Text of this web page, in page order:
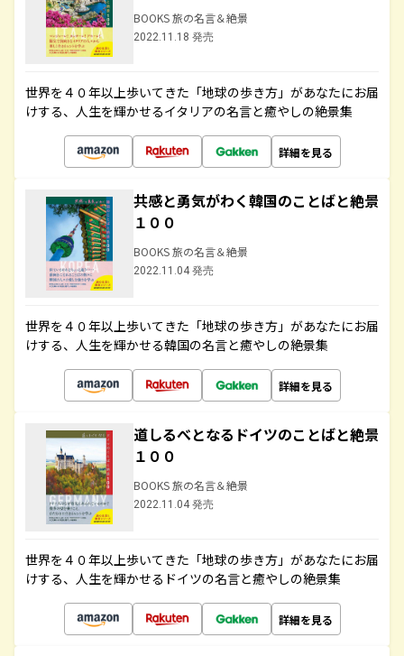
BOOKS 旅の名言＆絶景
2022.11.18 発売
世界を４０年以上歩いてきた「地球の歩き方」があなたにお届
けする、人生を輝かせるイタリアの名言と癒やしの絶景集
詳細を見る
共感と勇気がわく韓国のことばと絶景
１００
BOOKS 旅の名言＆絶景
2022.11.04 発売
世界を４０年以上歩いてきた「地球の歩き方」があなたにお届
けする、人生を輝かせる韓国の名言と癒やしの絶景集
詳細を見る
道しるべとなるドイツのことばと絶景
１００
BOOKS 旅の名言＆絶景
2022.11.04 発売
世界を４０年以上歩いてきた「地球の歩き方」があなたにお届
けする、人生を輝かせるドイツの名言と癒やしの絶景集
詳細を見る